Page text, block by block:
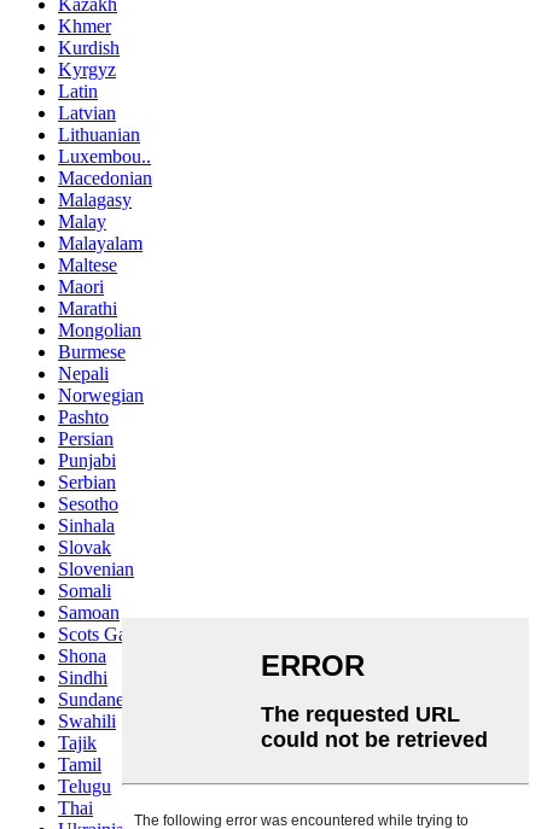
Kazakh
Khmer
Kurdish
Kyrgyz
Latin
Latvian
Lithuanian
Luxembou..
Macedonian
Malagasy
Malay
Malayalam
Maltese
Maori
Marathi
Mongolian
Burmese
Nepali
Norwegian
Pashto
Persian
Punjabi
Serbian
Sesotho
Sinhala
Slovak
Slovenian
Somali
Samoan
Scots Gaelic
Shona
Sindhi
Sundanese
Swahili
Tajik
Tamil
Telugu
Thai